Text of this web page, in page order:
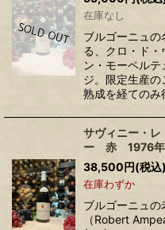
在庫なし
ブルゴーニュ
る、クロ・ド・
ン・モーペル
ジ。限定生産
熟成を経ての
サヴィニー・
ー 赤 1976年
38,500円(税込)
在庫わずか
ブルゴーニュ
（Robert